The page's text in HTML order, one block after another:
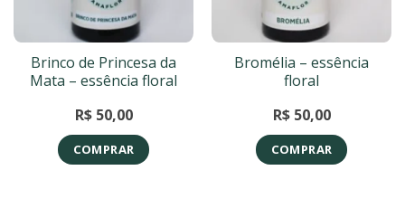
Brinco de Princesa da
Mata – essência floral
R$50,00
COMPRAR
Bromélia – essência
floral
R$50,00
COMPRAR